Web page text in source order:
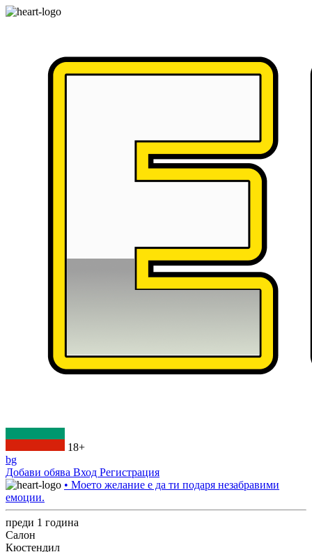
18+
bg
Добави обява Вход Регистрация
• Моето желание е да ти подаря незабравими
емоции.
преди 1 година
Салон
Кюстендил